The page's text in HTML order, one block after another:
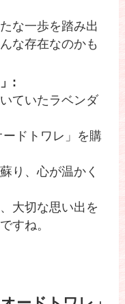
な一歩を踏み出
な存在なのかも
:
ていたラベンダ
ドトワレ」を購
り、心が温かく
大切な思い出を
すね。